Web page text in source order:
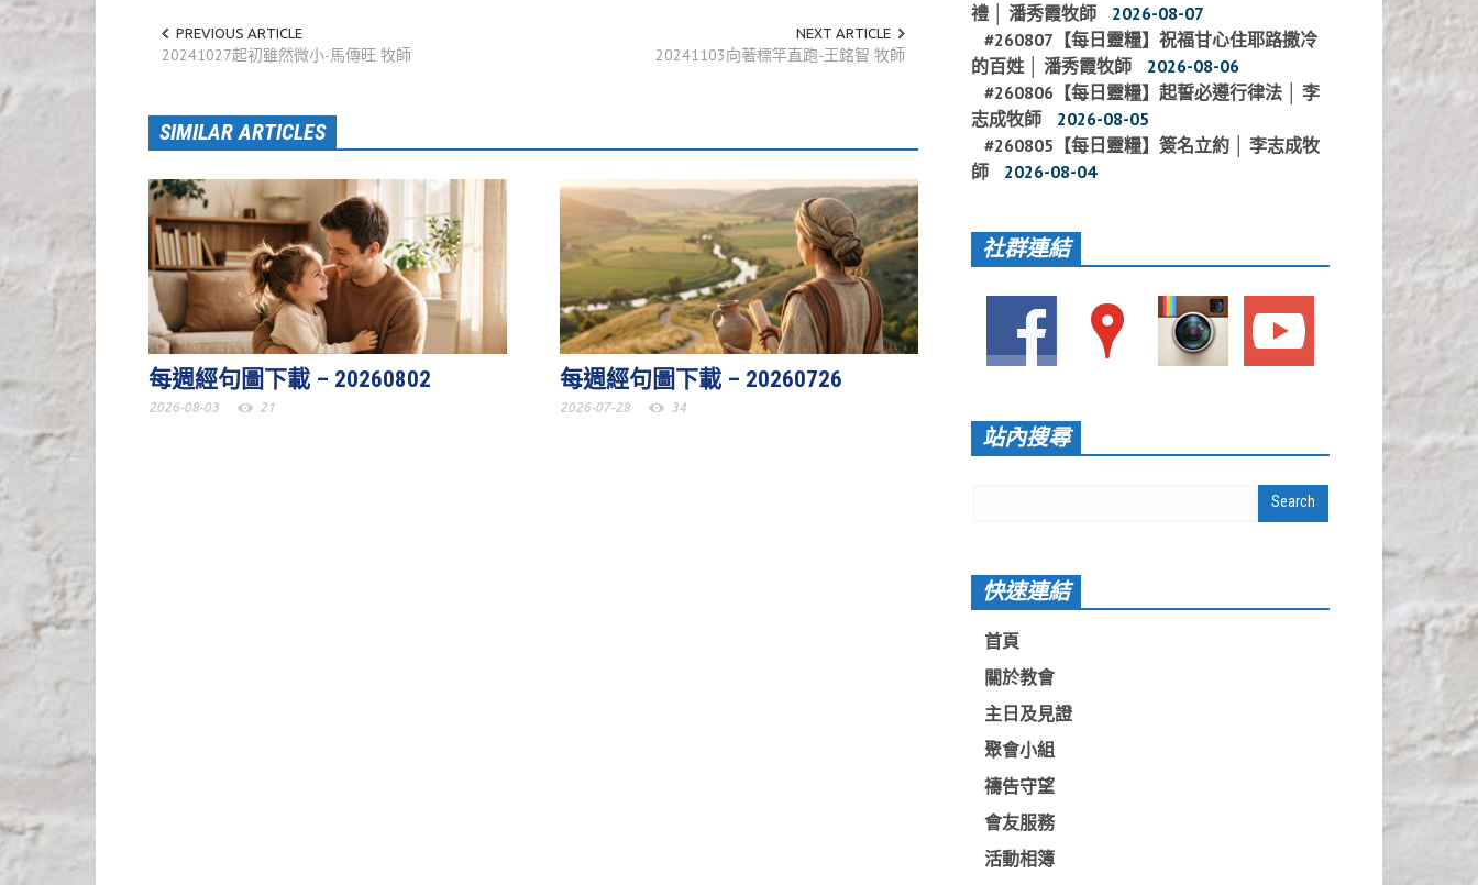
PREVIOUS ARTICLE
20241027起初雖然微小-馬傳旺 牧師
NEXT ARTICLE
20241103向著標竿直跑-王銘智 牧師
SIMILAR ARTICLES
每週經句圖下載 – 20260802
2026-08-03 21
每週經句圖下載 – 20260726
2026-07-28 34
禮 │ 潘秀霞牧師
2026-08-07
#260807【每日靈糧】祝福甘心住耶路撒冷
的百姓 │ 潘秀霞牧師
2026-08-06
#260806【每日靈糧】起誓必遵行律法 │ 李
志成牧師
2026-08-05
#260805【每日靈糧】簽名立約 │ 李志成牧
師
2026-08-04
社群連結
站內搜尋
快速連結
首頁
關於教會
主日及見證
聚會小組
禱告守望
會友服務
活動相簿